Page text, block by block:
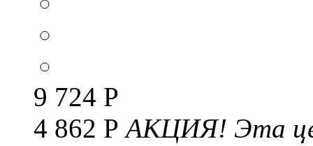
9 724 Р
4 862 РАКЦИЯ! Эта